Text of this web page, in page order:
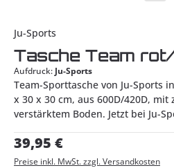
Ju-Sports
Tasche Team
Aufdruck: Ju-Sports
Team-Sporttasche von Ju-Sports
x 30 x 30 cm, aus 600D/420D,
verstärktem Boden. Jetzt bei Ju-
Regulärer Preis:
39,95 €
Preise inkl. MwSt. zzgl. Versandkosten